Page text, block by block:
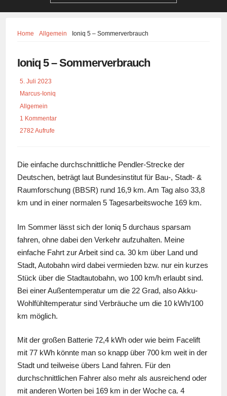
Home Allgemein Ioniq 5 – Sommerverbrauch
Ioniq 5 – Sommerverbrauch
5. Juli 2023
Marcus-Ioniq
Allgemein
1 Kommentar
2782 Aufrufe
Die einfache durchschnittliche Pendler-Strecke der
Deutschen, beträgt laut Bundesinstitut für Bau-, Stadt- &
Raumforschung (BBSR) rund 16,9 km. Am Tag also 33,8
km und in einer normalen 5 Tagesarbeitswoche 169 km.
Im Sommer lässt sich der Ioniq 5 durchaus sparsam
fahren, ohne dabei den Verkehr aufzuhalten. Meine
einfache Fahrt zur Arbeit sind ca. 30 km über Land und
Stadt, Autobahn wird dabei vermieden bzw. nur ein kurzes
Stück über die Stadtautobahn, wo 100 km/h erlaubt sind.
Bei einer Außentemperatur um die 22 Grad, also Akku-
Wohlfühltemperatur sind Verbräuche um die 10 kWh/100
km möglich.
Mit der großen Batterie 72,4 kWh oder wie beim Facelift
mit 77 kWh könnte man so knapp über 700 km weit in der
Stadt und teilweise übers Land fahren. Für den
durchschnittlichen Fahrer also mehr als ausreichend oder
mit anderen Worten bei 169 km in der Woche ca. 4